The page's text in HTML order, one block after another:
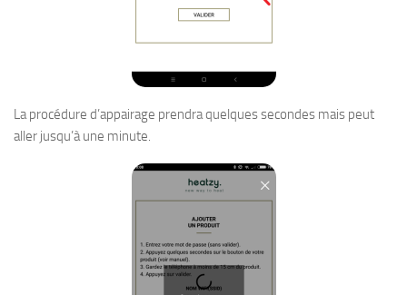
La procédure d’appairage prendra quelques secondes mais peut
aller jusqu’à une minute.